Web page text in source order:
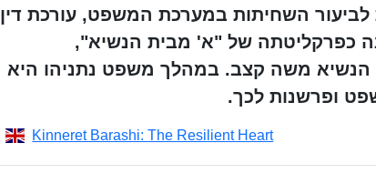
היא אקטיביסית לביעור השחיתות במערכת המשפט, עורכת דין
כפרקליטתה של "א' מבית הנשיא",
הנשיא משה קצב. במהלך משפט נתניהו היא
ופרשנות לכך.
Kinneret Barashi: The Resilient Heart